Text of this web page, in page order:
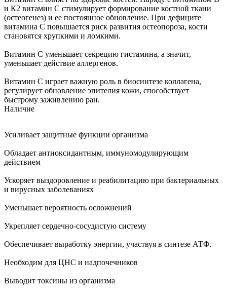
и К2 витамин С стимулирует формирование костной ткани
(остеогенез) и ее постоянное обновление. При дефиците
витамина С повышается риск развития остеопороза, кости
становятся хрупкими и ломкими.
Витамин С уменьшает секрецию гистамина, а значит,
уменьшает действие аллергенов.
Витамин С играет важную роль в биосинтезе коллагена,
регулирует обновление эпителия кожи, способствует
быстрому заживлению ран.
Наличие
Усиливает защитные функции организма
Обладает антиоксидантным, иммуномодулирующим
действием
Ускоряет выздоровление и реабилитацию при бактериальных
и вирусных заболеваниях
Уменьшает вероятность осложнений
Укрепляет сердечно-сосудистую систему
Обеспечивает выработку энергии, участвуя в синтезе АТФ.
Необходим для ЦНС и надпочечников
Выводит токсины из организма